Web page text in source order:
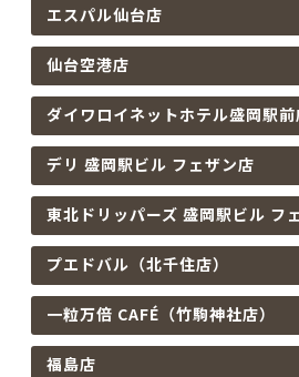
エスパル仙台店
仙台空港店
ダイワロイネットホテル盛岡駅前
デリ 盛岡駅ビル フェザン店
東北ドリッパーズ 盛岡駅ビル フ
プエドバル（北千住店）
一粒万倍 CAFÉ（竹駒神社店）
福島店